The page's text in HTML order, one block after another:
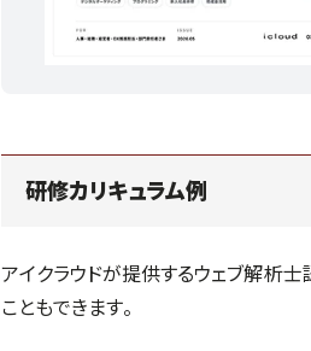
研修カリキュラム例
アイクラウドが提供するウェブ解析
こともできます。